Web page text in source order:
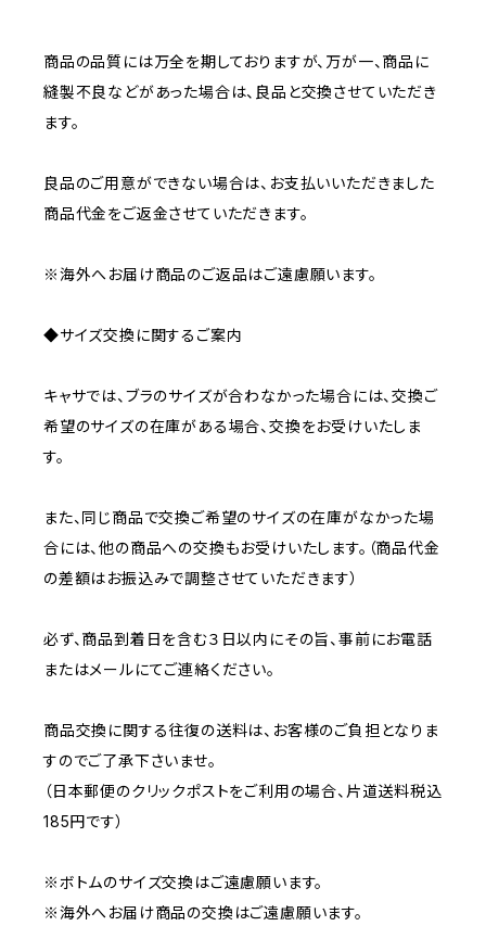
商品の品質には万全を期しておりますが、万が一、商品に
縫製不良などがあった場合は、良品と交換させていただき
ます。
良品のご用意ができない場合は、お支払いいただきました
商品代金をご返金させていただきます。
※海外へお届け商品のご返品はご遠慮願います。
◆サイズ交換に関するご案内
キャサでは、ブラのサイズが合わなかった場合には、交換ご
希望のサイズの在庫がある場合、交換をお受けいたしま
す。
また、同じ商品で交換ご希望のサイズの在庫がなかった場
合には、他の商品への交換もお受けいたします。（商品代金
の差額はお振込みで調整させていただきます）
必ず、商品到着日を含む３日以内にその旨、事前にお電話
またはメールにてご連絡ください。
商品交換に関する往復の送料は、お客様のご負担となりま
すのでご了承下さいませ。
（日本郵便のクリックポストをご利用の場合、片道送料税込
185円です）
※ボトムのサイズ交換はご遠慮願います。
※海外へお届け商品の交換はご遠慮願います。